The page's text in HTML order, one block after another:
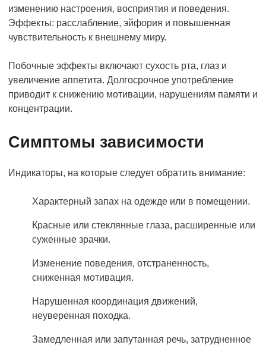
изменению настроения, восприятия и поведения.
Эффекты: расслабление, эйфория и повышенная
чувствительность к внешнему миру.
Побочные эффекты включают сухость рта, глаз и
увеличение аппетита. Долгосрочное употребление
приводит к снижению мотивации, нарушениям памяти и
концентрации.
Симптомы зависимости
Индикаторы, на которые следует обратить внимание:
Характерный запах на одежде или в помещении.
Красные или стеклянные глаза, расширенные или
суженные зрачки.
Изменение поведения, отстраненность,
сниженная мотивация.
Нарушенная координация движений,
неуверенная походка.
Замедленная или запутанная речь, затрудненное